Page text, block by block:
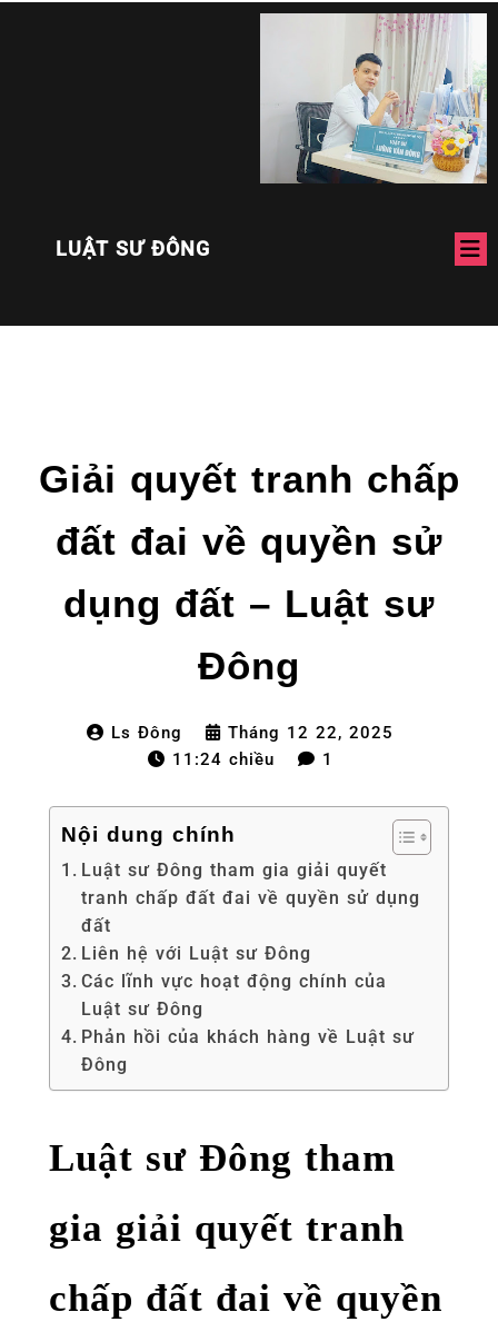
LUẬT SƯ ĐÔNG
Giải quyết tranh chấp
đất đai về quyền sử
dụng đất – Luật sư
Đông
Ls Đông
Tháng 12 22, 2025
11:24 chiều
1
Nội dung chính
Luật sư Đông tham gia giải quyết
tranh chấp đất đai về quyền sử dụng
đất
Liên hệ với Luật sư Đông
Các lĩnh vực hoạt động chính của
Luật sư Đông
Phản hồi của khách hàng về Luật sư
Đông
Luật sư Đông tham
gia giải quyết tranh
chấp đất đai về quyền